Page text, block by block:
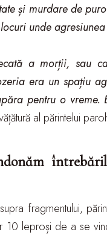
și murdare de
unde
a morții, sau
era un spațiu
pentru o
al părintelui
fragmentului,
leproși de a se